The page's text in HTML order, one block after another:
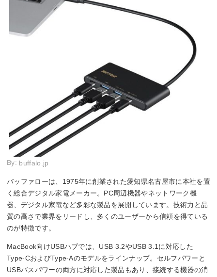
By: buffalo.jp
バッファローは、1975年に創業された愛知県名古屋市に本社を置
く総合デジタル家電メーカー。PC周辺機器やネットワーク機
器、デジタル家電など多彩な製品を展開しています。技術力と品
質の高さで業界をリードし、多くのユーザーから信頼を得ている
のが特徴です。
MacBook向けUSBハブでは、USB 3.2やUSB 3.1に対応した
Type-CおよびType-Aのモデルをラインナップ。セルフパワーと
USBバスパワーの両方に対応した製品もあり、接続する機器の消